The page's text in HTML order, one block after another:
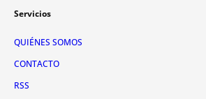
Servicios
QUIÉNES SOMOS
CONTACTO
RSS